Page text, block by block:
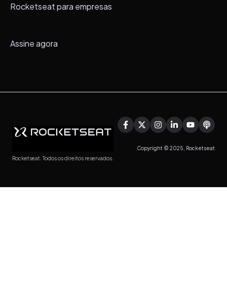
Rocketseat para empresas
Assine agora
Rocketseat. Todos os direitos reservados.
Copyright © 2025, Rocketseat